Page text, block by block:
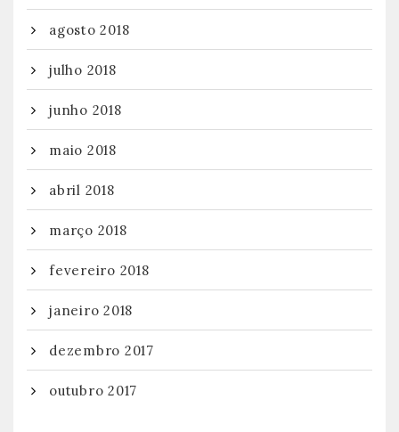
agosto 2018
julho 2018
junho 2018
maio 2018
abril 2018
março 2018
fevereiro 2018
janeiro 2018
dezembro 2017
outubro 2017